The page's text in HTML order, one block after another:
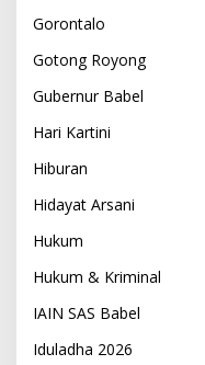
Gorontalo
Gotong Royong
Gubernur Babel
Hari Kartini
Hiburan
Hidayat Arsani
Hukum
Hukum & Kriminal
IAIN SAS Babel
Iduladha 2026